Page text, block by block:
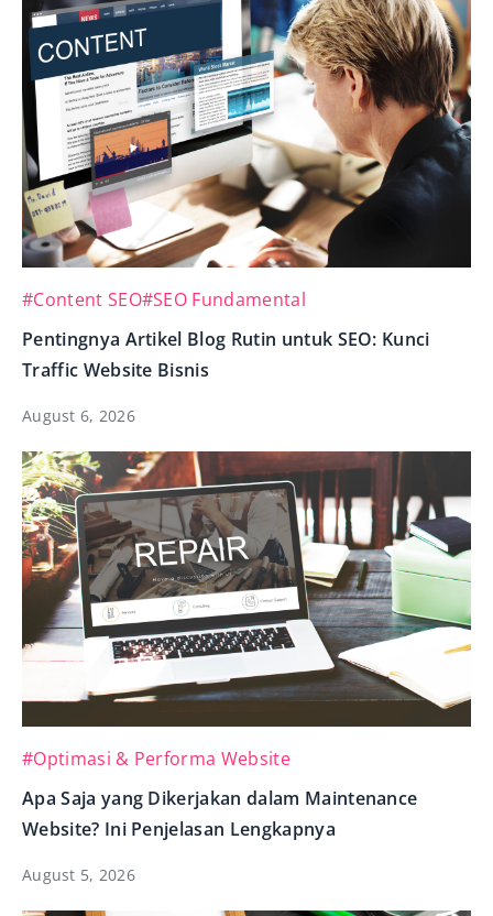
#Content SEO#SEO Fundamental
Pentingnya Artikel Blog Rutin untuk SEO: Kunci
Traffic Website Bisnis
August 6, 2026
#Optimasi & Performa Website
Apa Saja yang Dikerjakan dalam Maintenance
Website? Ini Penjelasan Lengkapnya
August 5, 2026